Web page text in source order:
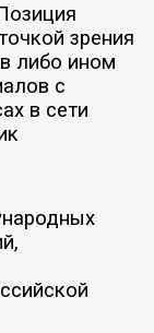
зрения
либо ином
с
в сети